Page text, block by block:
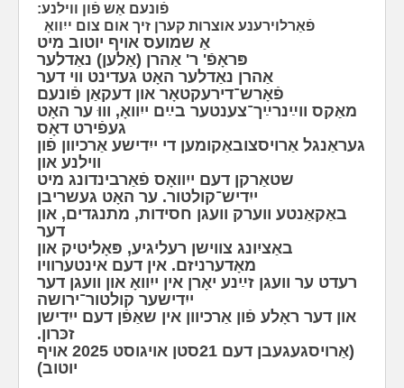
פֿונעם אַש פֿון ווילנע:
פֿאַרלוירענע אוצרות קערן זיך אום צום ייִוואָ
אַ שמועס אויף יוטוב מיט
פּראָפֿ' ר' אַהרן (אַלען) נאַדלער
אַהרן נאַדלער האָט געדינט ווי דער
פֿאָרש־דירעקטאָר און דעקאַן פֿונעם
מאַקס ווײַנרײַך־צענטער בײַם ייִוואָ, וווּ ער האָט
געפֿירט דאָס
געראַנגל אַרויסצובאַקומען די ייִדישע אַרכיוון פֿון
ווילנע און
שטאַרקן דעם ייִוואָס פֿאַרבינדונג מיט
ייִדיש־קולטור. ער האָט געשריבן
באַקאַנטע ווערק וועגן חסידות, מתנגדים, און
דער
באַציִונג צווישן רעליגיע, פּאָליטיק און
מאָדערניזם. אין דעם אינטערוויו
רעדט ער וועגן זײַנע יאָרן אין ייִוואָ און וועגן דער
ייִדישער קולטור־ירושה
און דער ראָלע פֿון אַרכיוון אין שאַפֿן דעם ייִדישן
זכּרון.
(אַרויסגעגעבן דעם 21סטן אויגוסט 2025 אויף
יוטוב)